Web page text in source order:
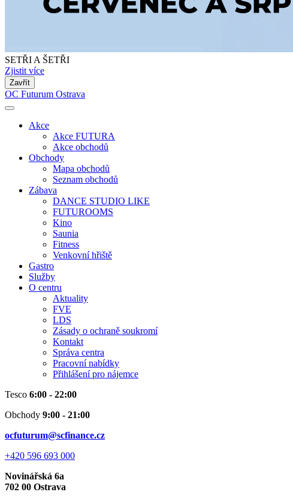
SETŘI A ŠETŘI
Zjistit více
Zavřít
OC Futurum Ostrava
Akce
Akce FUTURA
Akce obchodů
Obchody
Mapa obchodů
Seznam obchodů
Zábava
DANCE STUDIO LIKE
FUTUROOMS
Kino
Saunia
Fitness
Venkovní hřiště
Gastro
Služby
O centru
Aktuality
FVE
LDS
Zásady o ochraně soukromí
Kontakt
Správa centra
Pracovní nabídky
Přihlášení pro nájemce
Tesco 6:00 - 22:00
Obchody 9:00 - 21:00
ocfuturum@scfinance.cz
+420 596 693 000
Novinářská 6a
702 00 Ostrava